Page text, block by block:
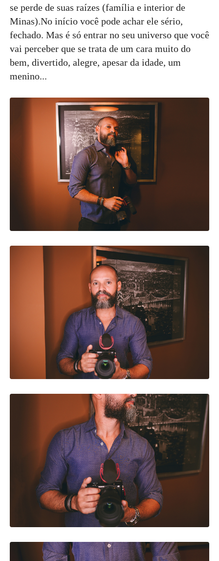
se perde de suas raízes (família e interior de
Minas).No início você pode achar ele sério,
fechado. Mas é só entrar no seu universo que você
vai perceber que se trata de um cara muito do
bem, divertido, alegre, apesar da idade, um
menino...